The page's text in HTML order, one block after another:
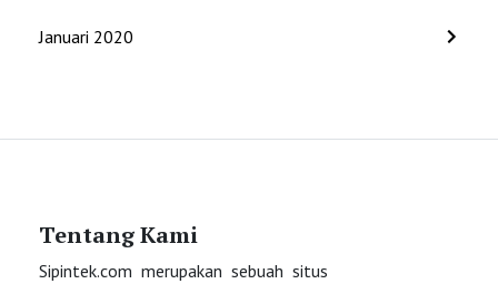
Januari 2020
Tentang Kami
Sipintek.com merupakan sebuah situs